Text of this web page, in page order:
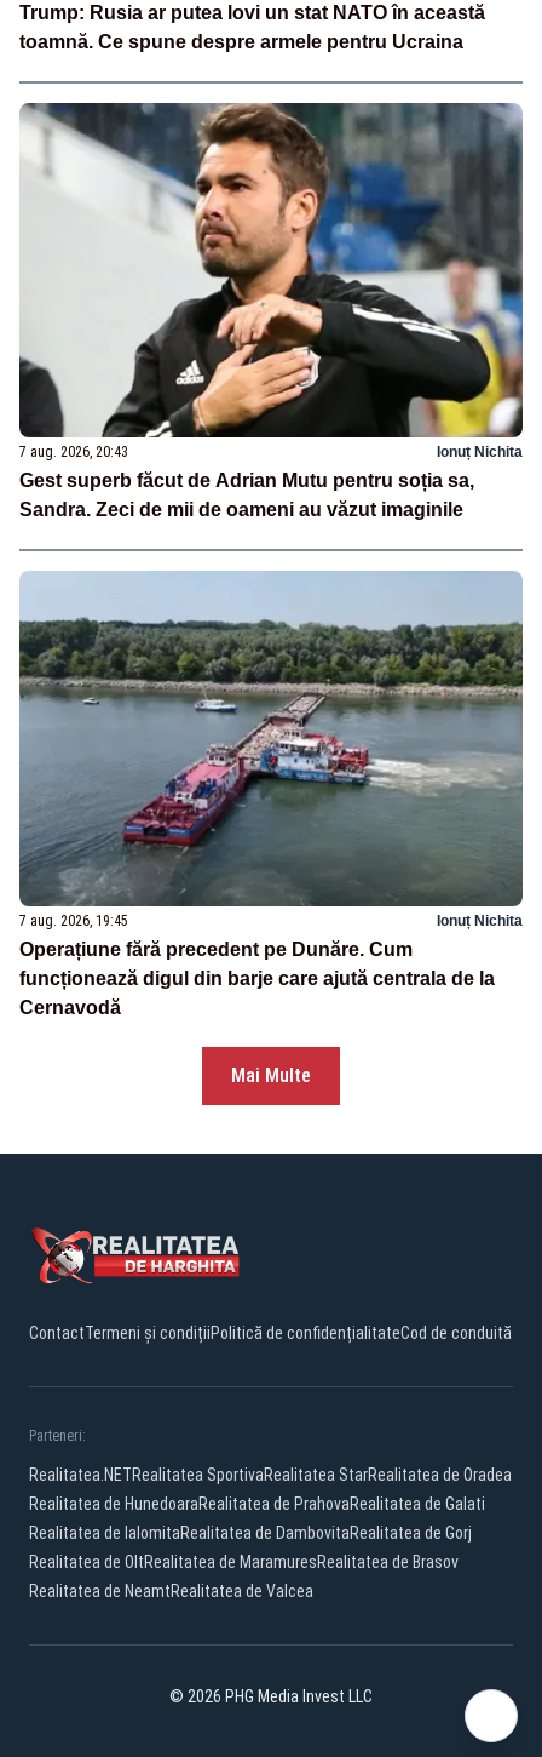
Trump: Rusia ar putea lovi un stat NATO în această
toamnă. Ce spune despre armele pentru Ucraina
7 aug. 2026, 20:43 Ionuț Nichita
Gest superb făcut de Adrian Mutu pentru soția sa,
Sandra. Zeci de mii de oameni au văzut imaginile
7 aug. 2026, 19:45 Ionuț Nichita
Operațiune fără precedent pe Dunăre. Cum
funcționează digul din barje care ajută centrala de la
Cernavodă
Mai Multe
ContactTermeni și condițiiPolitică de confidențialitateCod de conduită
Parteneri:
Realitatea.NETRealitatea SportivaRealitatea StarRealitatea de Oradea
Realitatea de HunedoaraRealitatea de PrahovaRealitatea de Galati
Realitatea de IalomitaRealitatea de DambovitaRealitatea de Gorj
Realitatea de OltRealitatea de MaramuresRealitatea de Brasov
Realitatea de NeamtRealitatea de Valcea
© 2026 PHG Media Invest LLC